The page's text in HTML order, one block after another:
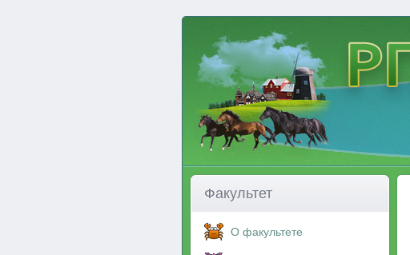
Факультет
О факультете